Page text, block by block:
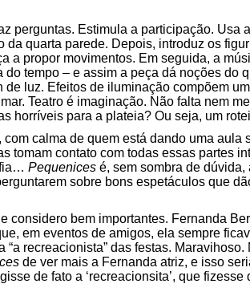
perguntas. Estimula a participação. Usa
quarta parede. Depois, introduz os
a propor movimentos. Em seguida, a
tempo – e assim a peça dá noções do
luz. Efeitos de iluminação compõem
Teatro é imaginação. Não falta nem
horríveis para a plateia? Ou seja, um
calma de quem está dando uma
tomam contato com todas essas partes
Pequenices é, sem sombra de
sobre bons espetáculos que
considero bem importantes. Fernanda
em eventos de amigos, ela sempre
recreacionista” das festas.
de ver mais a Fernanda atriz, e isso
de fato a ‘recreacionsita’, que